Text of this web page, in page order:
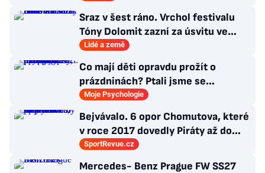
Sraz v šest ráno. Vrchol festivalu
Tóny Dolomit zazní za úsvitu ve
3000 metrech
Lidé a země
Co mají děti opravdu prožít o
prázdninách? Ptali jsme se
psycholožky, rodinného terapeuta a
pedagogů
Moje Psychologie
Bejvávalo. 6 opor Chomutova, které
v roce 2017 dovedly Piráty až do
semifinále play-off
SportRevue.cz
Mercedes- Benz Prague FW SS27